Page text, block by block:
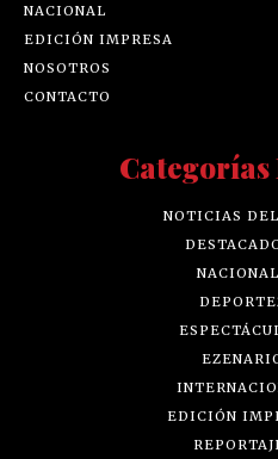
NACIONAL
EDICIÓN IMPRESA
NOSOTROS
CONTACTO
NOTICIAS
NACIONAL
EDICIÓN